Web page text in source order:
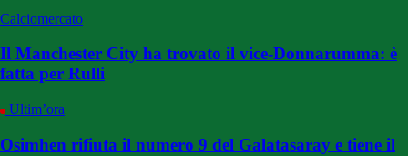
Calciomercato
Il Manchester City ha trovato il vice-Donnarumma: è
fatta per Rulli
Ultim’ora
Osimhen rifiuta il numero 9 del Galatasaray e tiene il